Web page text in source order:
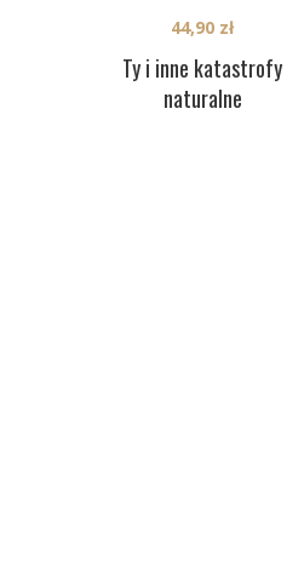
Ty i inne katastrofy
naturalne
44,90 zł